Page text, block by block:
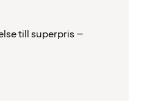
till superpris –